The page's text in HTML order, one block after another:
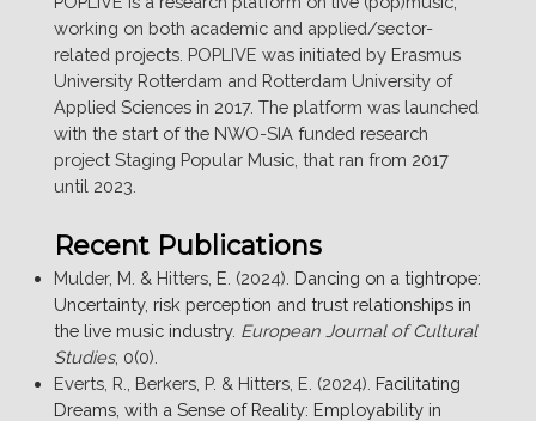
working on both academic and applied/sector-
related projects. POPLIVE was initiated by Erasmus
University Rotterdam and Rotterdam University of
Applied Sciences in 2017. The platform was launched
with the start of the NWO-SIA funded research
project Staging Popular Music, that ran from 2017
until 2023.
Recent Publications
Mulder, M. & Hitters, E. (2024). Dancing on a tightrope:
Uncertainty, risk perception and trust relationships in
the live music industry. European Journal of Cultural
Studies, 0(0).
Everts, R., Berkers, P. & Hitters, E. (2024). Facilitating
Dreams, with a Sense of Reality: Employability in